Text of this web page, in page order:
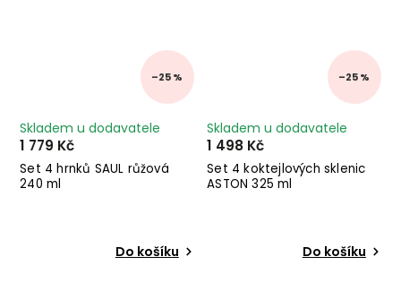
–25 %
Set 4 hrnků SAUL růžová
240 ml
Skladem u dodavatele
1 779 Kč
Do košíku
–25 %
Set 4 koktejlových sklenic
ASTON 325 ml
Skladem u dodavatele
1 498 Kč
Do košíku